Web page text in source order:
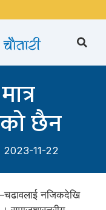
छैन
| 2023-11-22
नजिकदेखि